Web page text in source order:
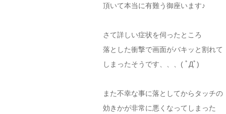
頂いて本当に有難う御座います♪
さて詳しい症状を伺ったところ
落とした衝撃で画面がバキッと割れて
しまったそうです、、、( ﾟДﾟ)
また不幸な事に落としてからタッチの
効きかが非常に悪くなってしまった